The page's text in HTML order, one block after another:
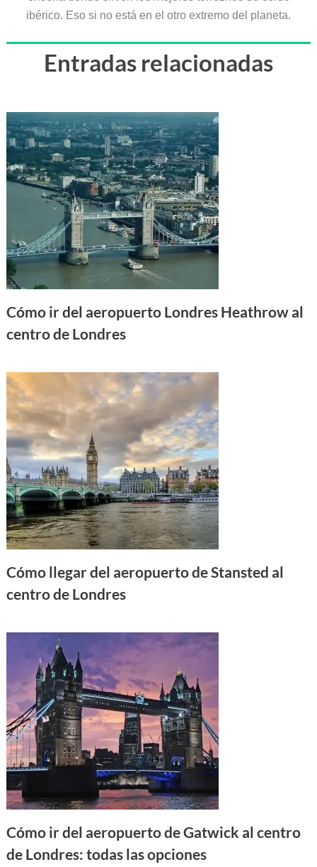
ibérico. Eso si no está en el otro extremo del planeta.
Entradas relacionadas
Cómo ir del aeropuerto Londres Heathrow al
centro de Londres
Cómo llegar del aeropuerto de Stansted al
centro de Londres
Cómo ir del aeropuerto de Gatwick al centro
de Londres: todas las opciones